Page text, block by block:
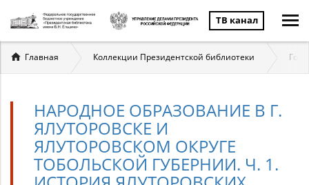
ТВ канал
Вы
здесь
Главная Коллекции Президентской библиотеки
НАРОДНОЕ ОБРАЗОВАНИЕ В Г.
ЯЛУТОРОВСКЕ И
ЯЛУТОРОВСКОМ ОКРУГЕ
ТОБОЛЬСКОЙ ГУБЕРНИИ. Ч. 1.